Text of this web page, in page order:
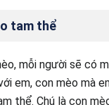
tam thể
mỗi người sẽ có
em, con mèo mà
thể. Chú là con